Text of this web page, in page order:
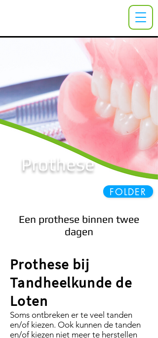
Prothese
FOLDER
Een prothese binnen twee
dagen
Prothese bij
Tandheelkunde de
Loten
Soms ontbreken er te veel tanden
en/of kiezen. Ook kunnen de tanden
en/of kiezen niet meer te herstellen